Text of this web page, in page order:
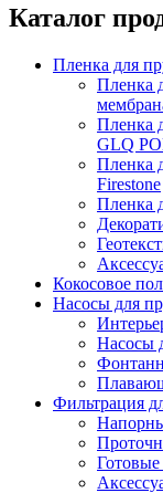
Каталог
Пленка для
Пленка
Пленка
GLQ
Пленка
Firestone
Пленка
Кокосовое
Насосы для
Насосы
Фильтрация